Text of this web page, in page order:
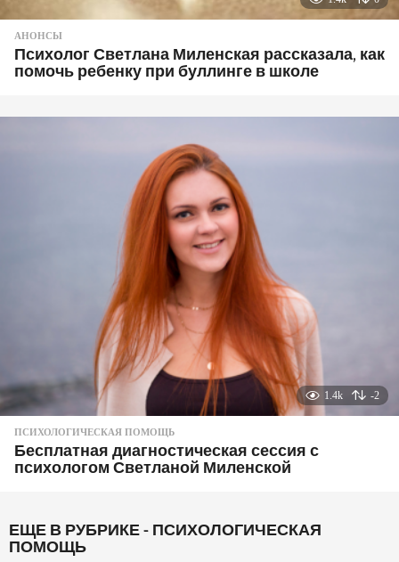
АНОНСЫ
Психолог Светлана Миленская рассказала, как
помочь ребенку при буллинге в школе
1.4k -2
ПСИХОЛОГИЧЕСКАЯ ПОМОЩЬ
Бесплатная диагностическая сессия с
психологом Светланой Миленской
ЕЩЕ В РУБРИКЕ -ПСИХОЛОГИЧЕСКАЯ
ПОМОЩЬ